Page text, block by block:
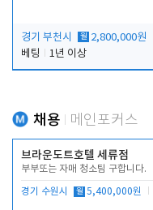
경기 부천시 월 2,800,000원
베팅
1년 이상
채용 메인포커스
브라운도트호텔 세류점
부부또는 자매 청소팀 구합니다.
경기 수원시 월 5,400,000원